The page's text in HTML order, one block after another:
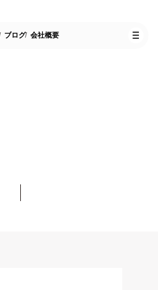
ブログ 会社概要